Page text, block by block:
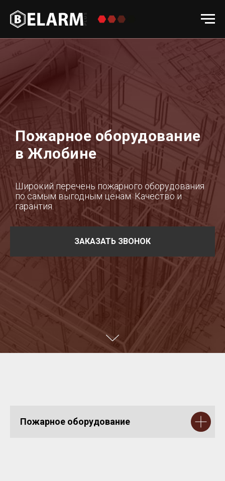
Пожарное оборудование
в Жлобине
Широкий перечень пожарного оборудования
по самым выгодным ценам. Качество и
гарантия.
ЗАКАЗАТЬ ЗВОНОК
Пожарное оборудование